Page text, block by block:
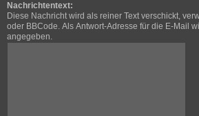
Nachrichtentext:
Diese Nachricht wird als reiner Text verschickt,
oder BBCode. Als Antwort-Adresse für die E-Mail
angegeben.